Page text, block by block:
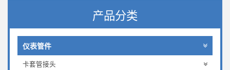
产品分类
仪表管件
卡套管接头